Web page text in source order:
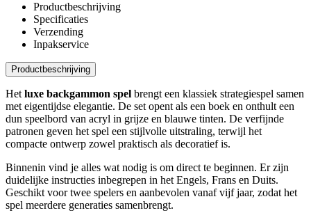
Productbeschrijving
Specificaties
Verzending
Inpakservice
Productbeschrijving
Het luxe backgammon spel brengt een klassiek strategiespel samen
met eigentijdse elegantie. De set opent als een boek en onthult een
dun speelbord van acryl in grijze en blauwe tinten. De verfijnde
patronen geven het spel een stijlvolle uitstraling, terwijl het
compacte ontwerp zowel praktisch als decoratief is.
Binnenin vind je alles wat nodig is om direct te beginnen. Er zijn
duidelijke instructies inbegrepen in het Engels, Frans en Duits.
Geschikt voor twee spelers en aanbevolen vanaf vijf jaar, zodat het
spel meerdere generaties samenbrengt.